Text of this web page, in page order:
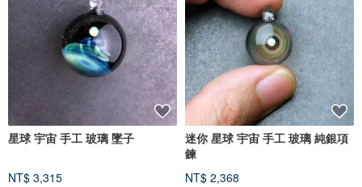
星球 宇宙 手工 玻璃 墜子
NT$ 3,315
迷你 星球 宇宙 手工 玻璃 純銀項
鍊
NT$ 2,368